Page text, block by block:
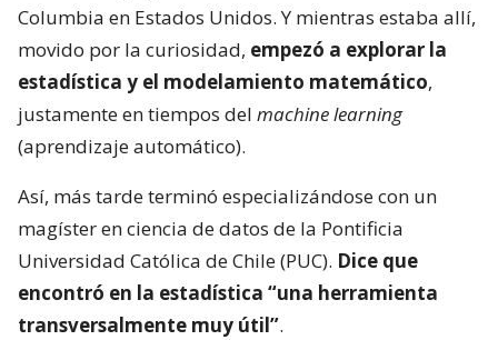
Columbia en Estados Unidos. Y mientras estaba allí,
movido por la curiosidad, empezó a explorar la
estadística y el modelamiento matemático,
justamente en tiempos del machine learning
(aprendizaje automático).
Así, más tarde terminó especializándose con un
magíster en ciencia de datos de la Pontificia
Universidad Católica de Chile (PUC). Dice que
encontró en la estadística “una herramienta
transversalmente muy útil”.